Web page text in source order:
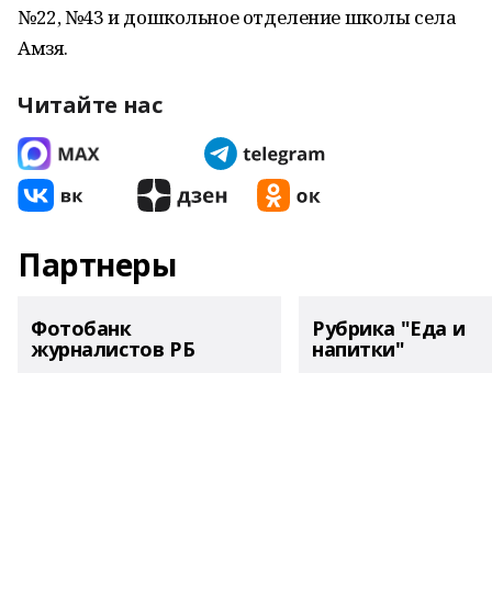
№22, №43 и дошкольное отделение школы села
Амзя.
Читайте нас
Партнеры
Фотобанк
журналистов РБ
Рубрика "Еда и
напитки"